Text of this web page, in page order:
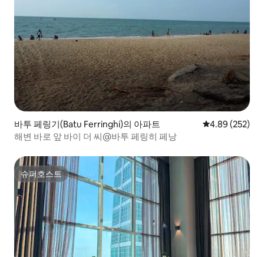
바투 페링기(Batu Ferringhi)의 아파트 평점 4.89점(5
4.89 (252)
해변 바로 앞 바이 더 씨@바투 페링히 페낭
슈퍼호스트
슈퍼호스트